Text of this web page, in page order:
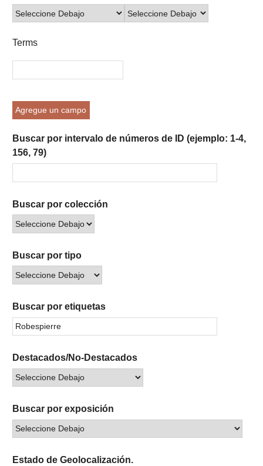
rows
in
por
un
campo
búsqueda
búsqueda
búsqueda
Búsqueda
Terms
Agregue un campo
Buscar por intervalo de números de ID (ejemplo: 1-4,
156, 79)
Buscar por colección
Buscar por tipo
Buscar por etiquetas
Destacados/No-Destacados
Buscar por exposición
Estado de Geolocalización.